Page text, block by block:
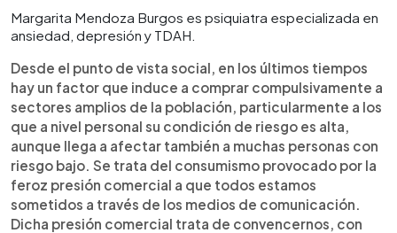
Margarita Mendoza Burgos es psiquiatra especializada en
ansiedad, depresión y TDAH.
Desde el punto de vista social, en los últimos tiempos
hay un factor que induce a comprar compulsivamente a
sectores amplios de la población, particularmente a los
que a nivel personal su condición de riesgo es alta,
aunque llega a afectar también a muchas personas con
riesgo bajo. Se trata del consumismo provocado por la
feroz presión comercial a que todos estamos
sometidos a través de los medios de comunicación.
Dicha presión comercial trata de convencernos, con